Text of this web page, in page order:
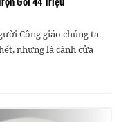
Công giáo chúng ta
nhưng là cánh cửa